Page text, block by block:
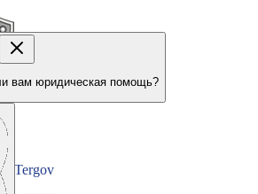
Tergov
вам юридическая помощь?